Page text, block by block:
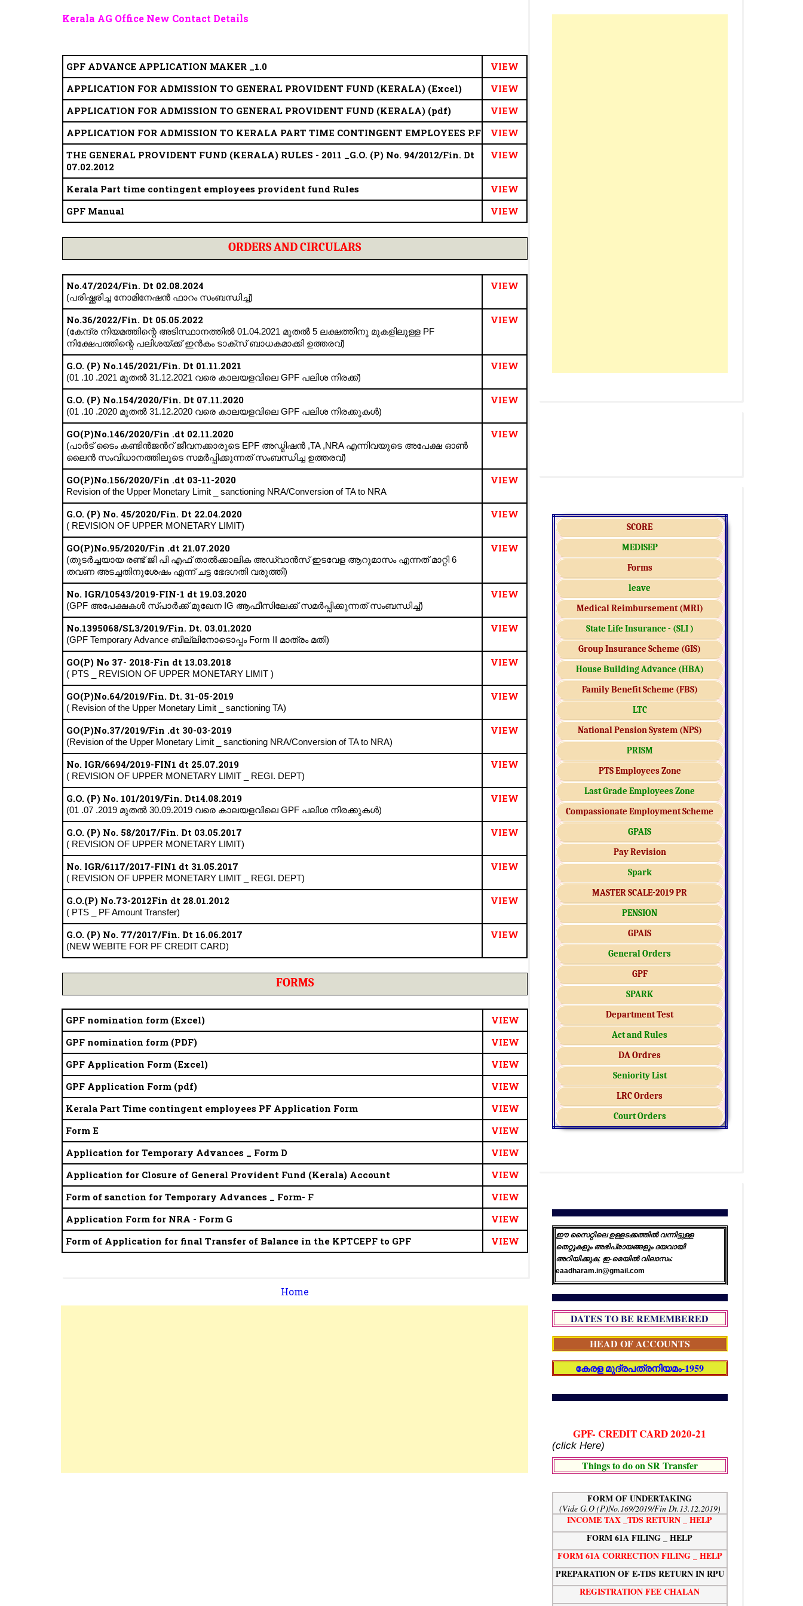
Kerala AG Office New Contact Details
GPF ADVANCE APPLICATION MAKER _1.0
VIEW
APPLICATION FOR ADMISSION TO GENERAL PROVIDENT FUND (KERALA) (Excel)
VIEW
APPLICATION FOR ADMISSION TO GENERAL PROVIDENT FUND (KERALA) (pdf)
VIEW
APPLICATION FOR ADMISSION TO KERALA PART TIME CONTINGENT EMPLOYEES P.F
VIEW
THE GENERAL PROVIDENT FUND (KERALA) RULES - 2011 _G.O. (P) No. 94/2012/Fin. Dt
07.02.2012
VIEW
Kerala Part time contingent employees provident fund Rules
VIEW
GPF Manual
VIEW
ORDERS AND CIRCULARS
No.47/2024/Fin. Dt 02.08.2024
(പരിഷ്ക്കരിച്ച നോമിനേഷന്‍ ഫാറം സംബന്ധിച്ച്)
VIEW
No.36/2022/Fin. Dt 05.05.2022
(കേന്ദ്ര നിയമത്തിന്റെ അടിസ്ഥാനത്തിൽ 01.04.2021 മുതൽ 5 ലക്ഷത്തിനു മുകളിലുള്ള PF
നിക്ഷേപത്തിന്റെ പലിശയ്ക്ക് ഇൻകം ടാക്സ് ബാധകമാക്കി ഉത്തരവ്)
VIEW
G.O. (P) No.145/2021/Fin. Dt 01.11.2021
(01 .10 .2021 മുതൽ 31.12.2021 വരെ കാലയളവിലെ GPF പലിശ നിരക്ക്)
VIEW
G.O. (P) No.154/2020/Fin. Dt 07.11.2020
(01 .10 .2020 മുതൽ 31.12.2020 വരെ കാലയളവിലെ GPF പലിശ നിരക്കുകൾ)
VIEW
GO(P)No.146/2020/Fin .dt 02.11.2020
(പാർട് ടൈം കണ്ടിൻജന്‍റ് ജീവനക്കാരുടെ EPF അഡ്മിഷൻ ,TA ,NRA എന്നിവയുടെ അപേക്ഷ ഓൺ
ലൈന്‍ സംവിധാനത്തിലൂടെ സമർപ്പിക്കുന്നത് സംബന്ധിച്ച ഉത്തരവ്)
VIEW
GO(P)No.156/2020/Fin .dt 03-11-2020
Revision of the Upper Monetary Limit _ sanctioning NRA/Conversion of TA to NRA
VIEW
G.O. (P) No. 45/2020/Fin. Dt 22.04.2020
( REVISION OF UPPER MONETARY LIMIT)
VIEW
GO(P)No.95/2020/Fin .dt 21.07.2020
(തുടർച്ചയായ രണ്ട് ജി പി എഫ് താൽക്കാലിക അഡ്വാൻസ് ഇടവേള ആറുമാസം എന്നത് മാറ്റി 6
തവണ അടച്ചതിനുശേഷം എന്ന് ചട്ട ഭേദഗതി വരുത്തി)
VIEW
No. IGR/10543/2019-FIN-1 dt 19.03.2020
(GPF അപേക്ഷകൾ സ്പാർക്ക് മുഖേന IG ആഫീസിലേക്ക് സമർപ്പിക്കുന്നത് സംബന്ധിച്ച്)
VIEW
No.1395068/SL3/2019/Fin. Dt. 03.01.2020
(GPF Temporary Advance ബില്ലിനോടൊപ്പം Form II മാത്രം മതി)
VIEW
GO(P) No 37- 2018-Fin dt 13.03.2018
( PTS _ REVISION OF UPPER MONETARY LIMIT )
VIEW
GO(P)No.64/2019/Fin. Dt. 31-05-2019
( Revision of the Upper Monetary Limit _ sanctioning TA)
VIEW
GO(P)No.37/2019/Fin .dt 30-03-2019
(Revision of the Upper Monetary Limit _ sanctioning NRA/Conversion of TA to NRA)
VIEW
No. IGR/6694/2019-FIN1 dt 25.07.2019
( REVISION OF UPPER MONETARY LIMIT _ REGI. DEPT)
VIEW
G.O. (P) No. 101/2019/Fin. Dt14.08.2019
(01 .07 .2019 മുതൽ 30.09.2019 വരെ കാലയളവിലെ GPF പലിശ നിരക്കുകൾ)
VIEW
G.O. (P) No. 58/2017/Fin. Dt 03.05.2017
( REVISION OF UPPER MONETARY LIMIT)
VIEW
No. IGR/6117/2017-FIN1 dt 31.05.2017
( REVISION OF UPPER MONETARY LIMIT _ REGI. DEPT)
VIEW
G.O.(P) No.73-2012Fin dt 28.01.2012
( PTS _ PF Amount Transfer)
VIEW
G.O. (P) No. 77/2017/Fin. Dt 16.06.2017
(NEW WEBITE FOR PF CREDIT CARD)
VIEW
FORMS
GPF nomination form (Excel)
VIEW
GPF nomination form (PDF)
VIEW
GPF Application Form (Excel)
VIEW
GPF Application Form (pdf)
VIEW
Kerala Part Time contingent employees PF Application Form
VIEW
Form E
VIEW
Application for Temporary Advances _ Form D
VIEW
Application for Closure of General Provident Fund (Kerala) Account
VIEW
Form of sanction for Temporary Advances _ Form- F
VIEW
Application Form for NRA - Form G
VIEW
Form of Application for final Transfer of Balance in the KPTCEPF to GPF
VIEW
Home
SCORE
MEDISEP
Forms
leave
Medical Reimbursement (MRI)
State Life Insurance - (SLI )
Group Insurance Scheme (GIS)
House Building Advance (HBA)
Family Benefit Scheme (FBS)
LTC
National Pension System (NPS)
PRISM
PTS Employees Zone
Last Grade Employees Zone
Compassionate Employment Scheme
GPAIS
Pay Revision
Spark
MASTER SCALE-2019 PR
PENSION
GPAIS
General Orders
GPF
SPARK
Department Test
Act and Rules
DA Ordres
Seniority List
LRC Orders
Court Orders
ഈ സൈറ്റിലെ ഉള്ളടക്കത്തിൽ വന്നിട്ടുള്ള
തെറ്റുകളും അഭിപ്രായങ്ങളും ദയവായി
അറിയിക്കുക; ഇ-മെയിൽ വിലാസം:
eaadharam.in@gmail.com
DATES TO BE REMEMBERED
HEAD OF ACCOUNTS
കേരള മുദ്രപത്രനിയമം-1959
GPF- CREDIT CARD 2020-21
(click Here)
Things to do on SR Transfer
FORM OF UNDERTAKING
(Vide G.O (P)No.169/2019/Fin Dt.13.12.2019)
INCOME TAX _TDS RETURN _ HELP
FORM 61A FILING _ HELP
FORM 61A CORRECTION FILING _ HELP
PREPARATION OF E-TDS RETURN IN RPU
REGISTRATION FEE CHALAN